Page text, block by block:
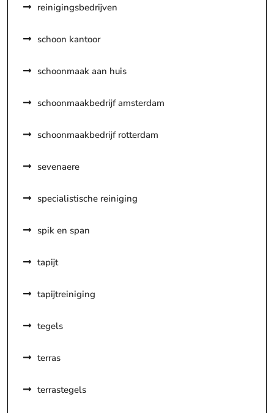
reinigingsbedrijven
schoon kantoor
schoonmaak aan huis
schoonmaakbedrijf amsterdam
schoonmaakbedrijf rotterdam
sevenaere
specialistische reiniging
spik en span
tapijt
tapijtreiniging
tegels
terras
terrastegels